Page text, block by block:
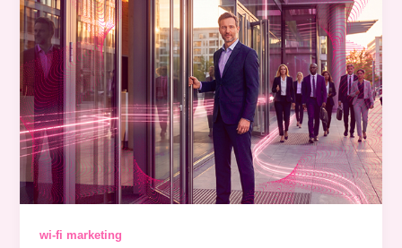
wi-fi marketing